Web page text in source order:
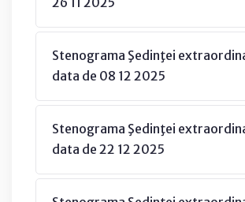
Stenograma Şedinţei
data de 08 12 2025
Stenograma Şedinţei
data de 22 12 2025